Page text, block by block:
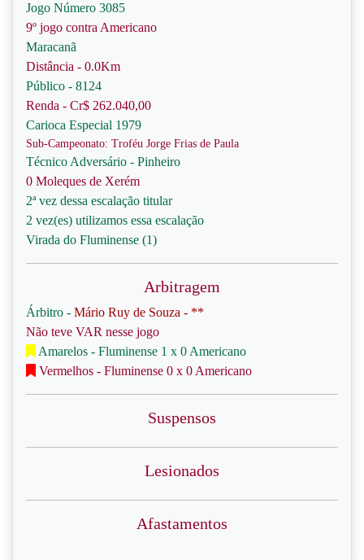
Jogo Número 3085
9º jogo contra Americano
Maracanã
Distância - 0.0Km
Público - 8124
Renda - Cr$ 262.040,00
Carioca Especial 1979
Sub-Campeonato: Troféu Jorge Frias de Paula
Técnico Adversário - Pinheiro
0 Moleques de Xerém
2ª vez dessa escalação titular
2 vez(es) utilizamos essa escalação
Virada do Fluminense (1)
Arbitragem
Árbitro - Mário Ruy de Souza - **
Não teve VAR nesse jogo
Amarelos - Fluminense 1 x 0 Americano
Vermelhos - Fluminense 0 x 0 Americano
Suspensos
Lesionados
Afastamentos